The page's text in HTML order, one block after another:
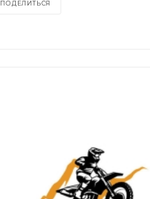
ПОДЕЛИТЬСЯ